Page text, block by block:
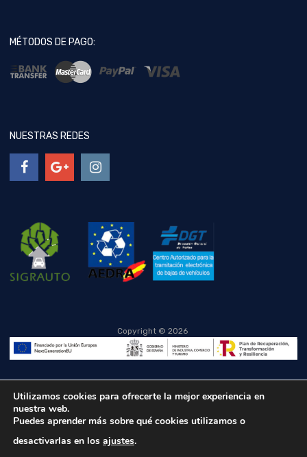
MÉTODOS DE PAGO:
NUESTRAS REDES
Copyright © 2026
Utilizamos cookies para ofrecerte la mejor experiencia en
nuestra web.
Puedes aprender más sobre qué cookies utilizamos o
desactivarlas en los ajustes.